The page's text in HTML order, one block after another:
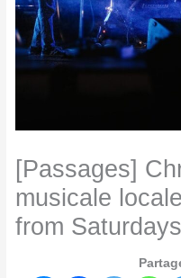
[Passages]
musicale
from Saturdays